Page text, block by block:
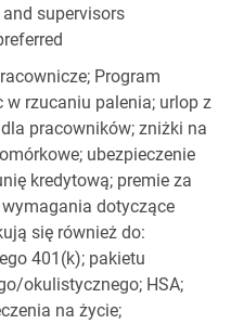
supervisors
Program
rzucaniu palenia; urlop z
pracowników; zniżki na
ubezpieczenie
kredytową; premie za
wymagania dotyczące
się również do:
401(k); pakietu
okulistycznego; HSA;
na życie;